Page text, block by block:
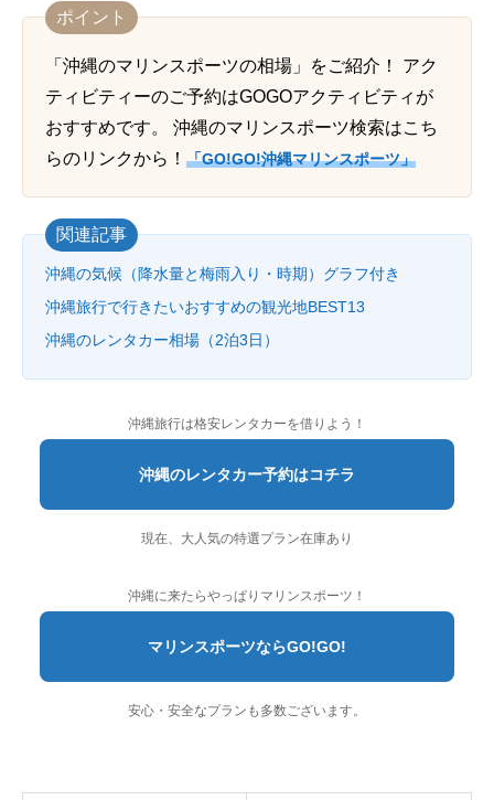
ポイント
「沖縄のマリンスポーツの相場」をご紹介！ アク
ティビティーのご予約はGOGOアクティビティが
おすすめです。 沖縄のマリンスポーツ検索はこち
らのリンクから！ 「GO!GO!沖縄マリンスポーツ」
関連記事
沖縄の気候（降水量と梅雨入り・時期）グラフ付き
沖縄旅行で行きたいおすすめの観光地BEST13
沖縄のレンタカー相場（2泊3日）
沖縄旅行は格安レンタカーを借りよう！
沖縄のレンタカー予約はコチラ
現在、大人気の特選プラン在庫あり
沖縄に来たらやっぱりマリンスポーツ！
マリンスポーツならGO!GO!
安心・安全なプランも多数ございます。